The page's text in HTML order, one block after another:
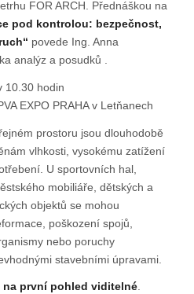
FOR ARCH. Přednáškou na
pod kontrolou: bezpečnost,
povede Ing. Anna
analýz a posudků .
10.30 hodin
EXPO PRAHA v Letňanech
prostoru jsou dlouhodobě
vlhkosti, vysokému zatížení
U sportovních hal,
mobiliáře, dětských a
objektů se mohou
poškození spojů,
nebo poruchy
stavebními úpravami.
na první pohled viditelné.